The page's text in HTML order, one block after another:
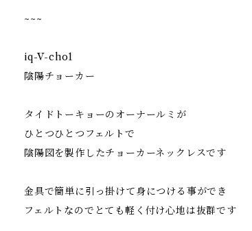
~~~
iq-V-cho1
陰陽チョーカー
タイドトーキョーのオーナールミが
ひとつひとつフェルトで
陰陽図を製作したチョーカーネックレスです
金具で簡単に引っ掛けて身につける事ができ
フェルトなのでとても軽く付け心地は抜群です